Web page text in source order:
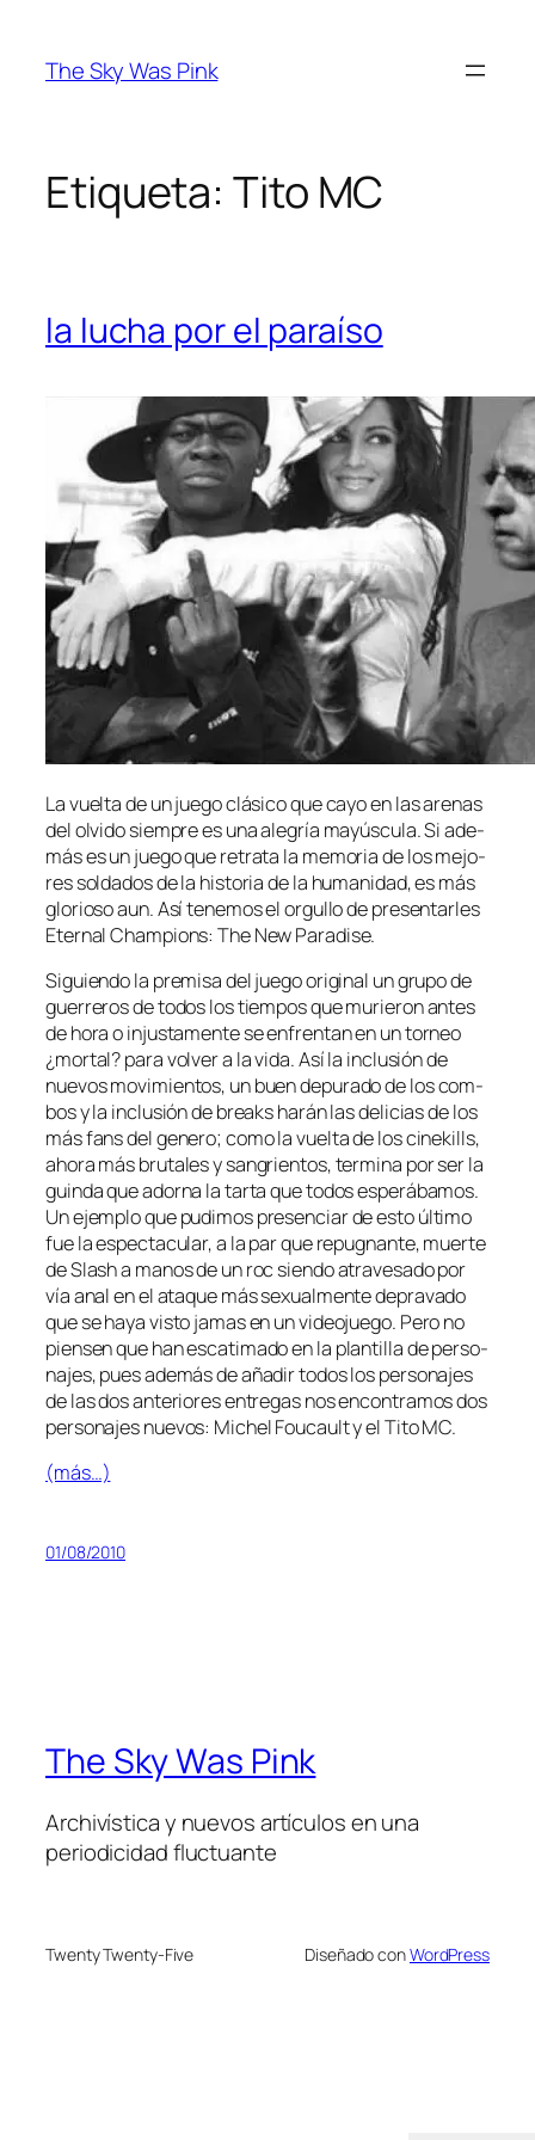
contenido
The Sky Was Pink
Etiqueta: Tito MC
la lucha por el paraíso
La vuel­ta de un jue­go clá­si­co que ca­yo en las are­nas
del ol­vi­do siem­pre es una ale­gría ma­yús­cu­la. Si ade­
más es un jue­go que re­tra­ta la me­mo­ria de los me­jo­
res sol­da­dos de la his­to­ria de la hu­ma­ni­dad, es más
glo­rio­so aun. Así te­ne­mos el or­gu­llo de pre­sen­tar­les
Eternal Champions: The New Paradise.
Siguiendo la pre­mi­sa del jue­go ori­gi­nal un gru­po de
gue­rre­ros de to­dos los tiem­pos que mu­rie­ron an­tes
de ho­ra o in­jus­ta­men­te se en­fren­tan en un tor­neo
¿mor­tal? pa­ra vol­ver a la vi­da. Así la in­clu­sión de
nue­vos mo­vi­mien­tos, un buen de­pu­ra­do de los com­
bos y la in­clu­sión de breaks ha­rán las de­li­cias de los
más fans del ge­ne­ro; co­mo la vuel­ta de los ci­ne­kills,
aho­ra más bru­ta­les y san­grien­tos, ter­mi­na por ser la
guin­da que ador­na la tar­ta que to­dos es­pe­rá­ba­mos.
Un ejem­plo que pu­di­mos pre­sen­ciar de es­to úl­ti­mo
fue la es­pec­ta­cu­lar, a la par que re­pug­nan­te, muer­te
de Slash a ma­nos de un roc sien­do atra­ve­sa­do por
vía anal en el ata­que más se­xual­men­te de­pra­va­do
que se ha­ya vis­to ja­mas en un vi­deo­jue­go. Pero no
pien­sen que han es­ca­ti­ma­do en la plan­ti­lla de per­so­
na­jes, pues ade­más de aña­dir to­dos los per­so­na­jes
de las dos an­te­rio­res en­tre­gas nos en­con­tra­mos dos
per­so­na­jes nue­vos: Michel Foucault y el Tito MC.
(más…)
01/08/2010
The Sky Was Pink
Archivística y nuevos artículos en una
periodicidad fluctuante
Twenty Twenty-Five Diseñado conWordPress